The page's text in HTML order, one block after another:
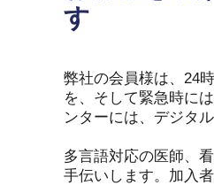
す
弊社の会員様は、24
を、そして緊急時に
ンターには、デジタ
多言語対応の医師、
手伝いします。加入